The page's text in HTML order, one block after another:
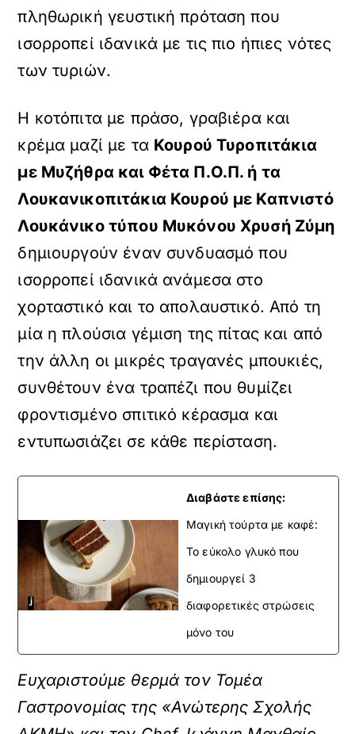
πληθωρική γευστική πρόταση που
ισορροπεί ιδανικά με τις πιο ήπιες νότες
των τυριών.
Η κοτόπιτα με πράσο, γραβιέρα και
κρέμα μαζί με τα Κουρού Τυροπιτάκια
με Μυζήθρα και Φέτα Π.Ο.Π. ή τα
Λουκανικοπιτάκια Κουρού με Καπνιστό
Λουκάνικο τύπου Μυκόνου Χρυσή Ζύμη
δημιουργούν έναν συνδυασμό που
ισορροπεί ιδανικά ανάμεσα στο
χορταστικό και το απολαυστικό. Από τη
μία η πλούσια γέμιση της πίτας και από
την άλλη οι μικρές τραγανές μπουκιές,
συνθέτουν ένα τραπέζι που θυμίζει
φροντισμένο σπιτικό κέρασμα και
εντυπωσιάζει σε κάθε περίσταση.
Διαβάστε επίσης:
Μαγική τούρτα με καφέ:
Το εύκολο γλυκό που
δημιουργεί 3
διαφορετικές στρώσεις
μόνο του
Ευχαριστούμε θερμά τον Τομέα
Γαστρονομίας της «Ανώτερης Σχολής